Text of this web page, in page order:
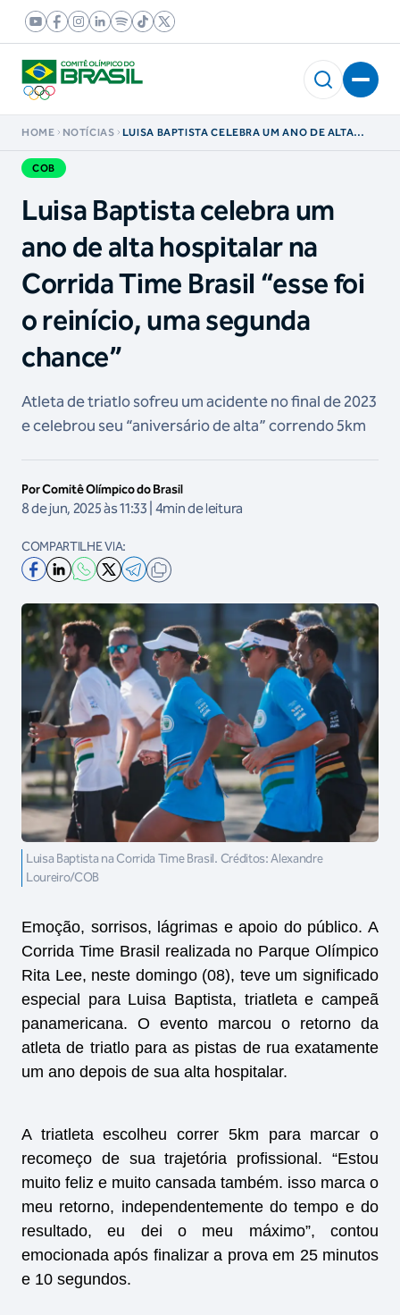
HOME NOTÍCIAS
LUISA BAPTISTA CELEBRA UM ANO DE ALTA
COB
Luisa Baptista celebra um
ano de alta hospitalar na
Corrida Time Brasil “esse foi
o reinício, uma segunda
chance”
Atleta de triatlo sofreu um acidente no final de 2023
e celebrou seu “aniversário de alta” correndo 5km
Por Comitê Olímpico do Brasil
8 de jun, 2025 às 11:33 | 4min de leitura
COMPARTILHE VIA:
Luisa Baptista na Corrida Time Brasil. Créditos: Alexandre
Loureiro/COB
Emoção, sorrisos, lágrimas e apoio do público. A
Corrida Time Brasil realizada no Parque Olímpico
Rita Lee, neste domingo (08), teve um significado
especial para Luisa Baptista, triatleta e campeã
panamericana. O evento marcou o retorno da
atleta de triatlo para as pistas de rua exatamente
um ano depois de sua alta hospitalar.
A triatleta escolheu correr 5km para marcar o
recomeço de sua trajetória profissional. “Estou
muito feliz e muito cansada também. isso marca o
meu retorno, independentemente do tempo e do
resultado, eu dei o meu máximo”, contou
emocionada após finalizar a prova em 25 minutos
e 10 segundos.